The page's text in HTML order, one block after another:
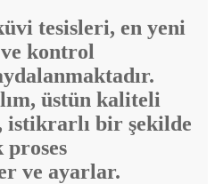
tesisleri, en yeni
kontrol
üstün kaliteli
bir şekilde
ve ayarlar.